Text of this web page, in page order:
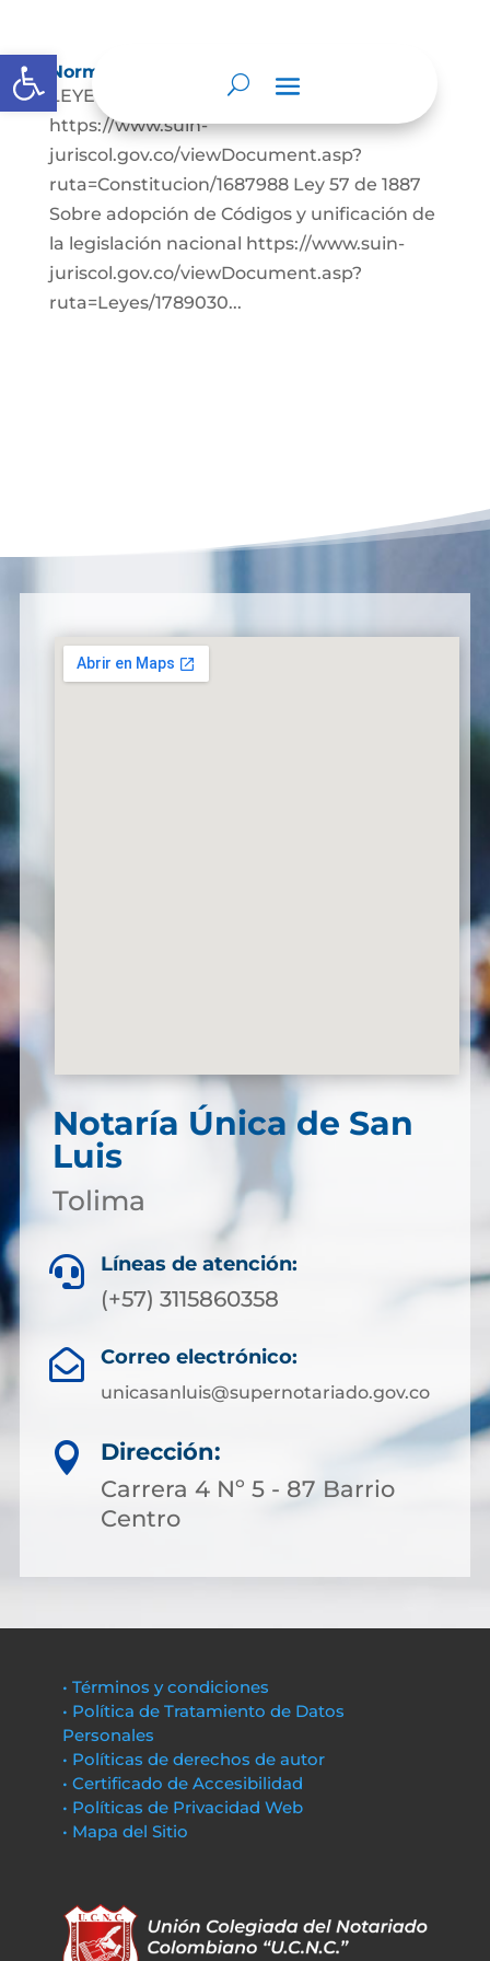
Abrir barra de herramientas
Normatividad
LEYES: Constitución Política de Colombia.
https://www.suin-
juriscol.gov.co/viewDocument.asp?
ruta=Constitucion/1687988 Ley 57 de 1887
Sobre adopción de Códigos y unificación de
la legislación nacional https://www.suin-
juriscol.gov.co/viewDocument.asp?
ruta=Leyes/1789030...
Notaría Única de San
Luis
Tolima
 Líneas de atención:
(+57) 3115860358
 Correo electrónico:
unicasanluis@supernotariado.gov.co

Dirección:
Carrera 4 Nº 5 - 87 Barrio
Centro
• Términos y condiciones
• Política de Tratamiento de Datos
Personales
• Políticas de derechos de autor
• Certificado de Accesibilidad
• Políticas de Privacidad Web
• Mapa del Sitio